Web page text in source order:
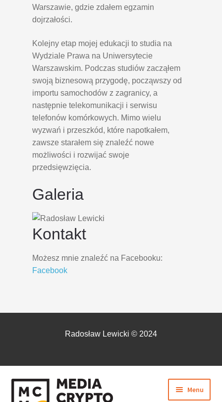
Warszawie, gdzie zdałem egzamin
dojrzałości.
Kolejny etap mojej edukacji to studia na
Wydziale Prawa na Uniwersytecie
Warszawskim. Podczas studiów zacząłem
swoją biznesową przygodę, począwszy od
importu samochodów z zagranicy, a
następnie telekomunikacji i serwisu
telefonów komórkowych. Mimo wielu
wyzwań i przeszkód, które napotkałem,
zawsze starałem się znaleźć nowe
możliwości i rozwijać swoje
przedsięwzięcia.
Galeria
Kontakt
Możesz mnie znaleźć na Facebooku:
Facebook
Radosław Lewicki © 2024
PRZEJDŹ
DO
PRZEJDŹ
DO
Menu